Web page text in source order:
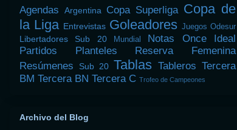
Agendas Argentina Copa Superliga Copa de
la Liga Entrevistas Goleadores Juegos Odesur
Libertadores Sub 20 Mundial Notas
Once Ideal
Partidos
Planteles
Reserva Femenina
Resúmenes
Sub 20 Tablas Tableros Tercera
BM Tercera BN Tercera C Trofeo de Campeones
Archivo del Blog